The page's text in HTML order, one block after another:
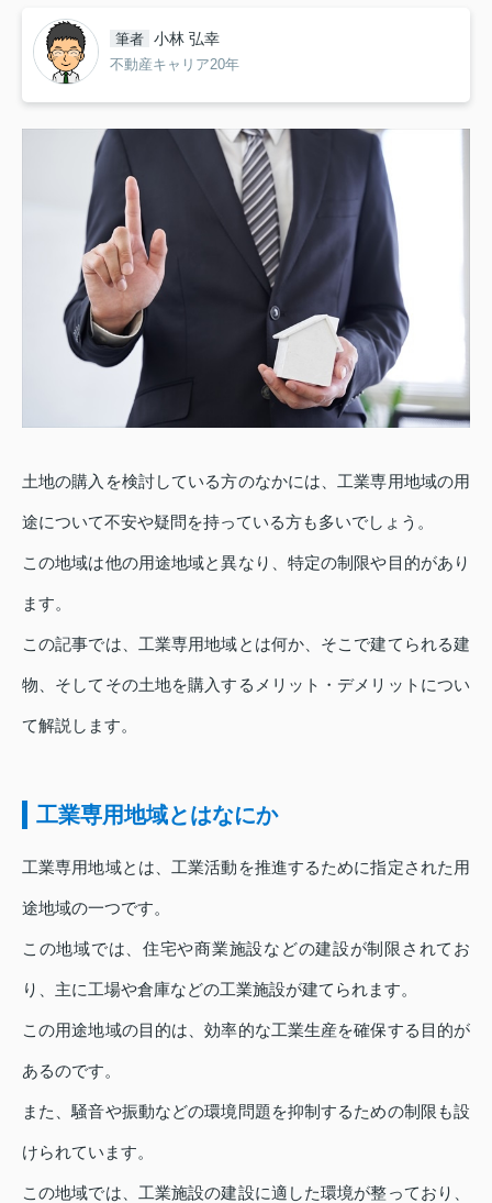
筆者 小林 弘幸
不動産キャリア20年
土地の購入を検討している方のなかには、工業専用地域の用
途について不安や疑問を持っている方も多いでしょう。
この地域は他の用途地域と異なり、特定の制限や目的があり
ます。
この記事では、工業専用地域とは何か、そこで建てられる建
物、そしてその土地を購入するメリット・デメリットについ
て解説します。
工業専用地域とはなにか
工業専用地域とは、工業活動を推進するために指定された用
途地域の一つです。
この地域では、住宅や商業施設などの建設が制限されてお
り、主に工場や倉庫などの工業施設が建てられます。
この用途地域の目的は、効率的な工業生産を確保する目的が
あるのです。
また、騒音や振動などの環境問題を抑制するための制限も設
けられています。
この地域では、工業施設の建設に適した環境が整っており、